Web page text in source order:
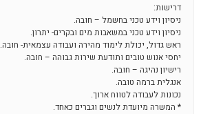
דרישות:
ניסיון וידע טכני בחשמל – חובה.
ניסיון וידע טכני במשאבות מים ובקרים- יתרון.
ראש גדול, יכולת לימוד מהירה ועבודה עצמאית- חובה.
יחסי אנוש טובים ותודעת שירות גבוהה – חובה.
רישיון נהיגה – חובה.
אנגלית ברמה טובה.
נכונות לעבודה לטווח ארוך.
* המשרה מיועדת לנשים וגברים כאחד.